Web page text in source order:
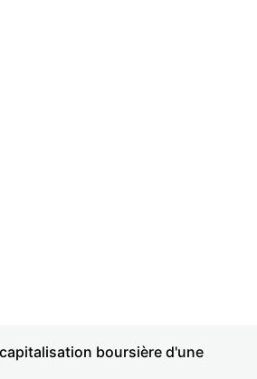
boursière d'une